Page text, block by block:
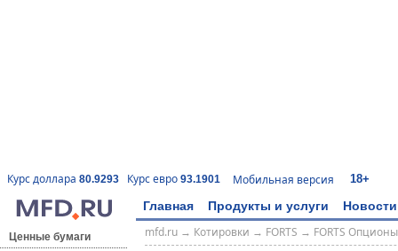
Курс доллара 80.9293 Курс евро 93.1901 Мобильная версия 18+
Главная Продукты и услуги Новости
Ценные бумаги
mfd.ru→ Котировки → FORTS → FORTS Опционы